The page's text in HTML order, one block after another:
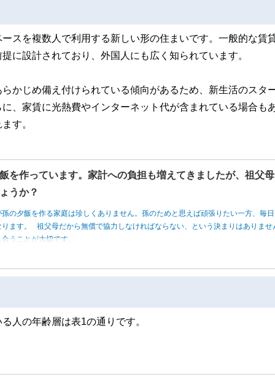
スを複数人で利用する新しい形の住まいです。一般的な賃
に設計されており、外国人にも広く知られています。
かじめ備え付けられている傾向があるため、新生活のスタ
、家賃に光熱費やインターネット代が含まれている場合もあ
す。
を作っています。家計への負担も増えてきましたが、祖父
うか？
の夕飯を作る家庭は珍しくありません。孫のためと思えば頑張りたい一方、毎日
ます。 祖父母だから無償で協力しなければならない、という決まりはありませ
うことが大切です。
人の年齢層は表1の通りです。